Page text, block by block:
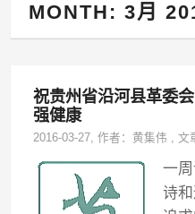
MONTH:3月
祝贵州省沿河县革委
强健康
2016-03-27, 作者：黄集伟 ,文
一
诗